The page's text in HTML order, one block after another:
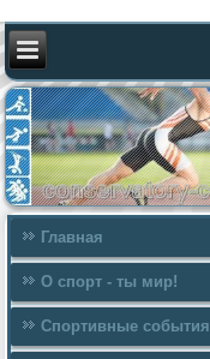
Главная
О спорт - ты мир!
Спортивные события